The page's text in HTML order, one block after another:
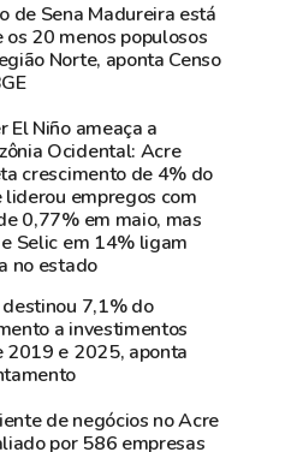
de Sena Madureira está
os 20 menos populosos
Norte, aponta Censo
El Niño ameaça a
Ocidental: Acre
crescimento de 4% do
liderou empregos com
0,77% em maio, mas
Selic em 14% ligam
no estado
7,1% do
a investimentos
2019 e 2025, aponta
de negócios no Acre
por 586 empresas